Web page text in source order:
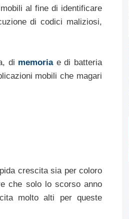
al fine di identificare
di codici maliziosi,
di memoriae di batteria
mobili che magari
crescita sia per coloro
che solo lo scorso anno
molto alti per queste